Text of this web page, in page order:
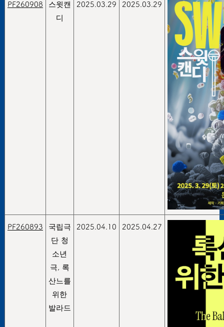
PF260908
스윗캔
디
2025.03.29 2025.03.29
PF260893
국립극
단 청
소년
극, 록
산느를
위한
발라드
2025.04.10 2025.04.27